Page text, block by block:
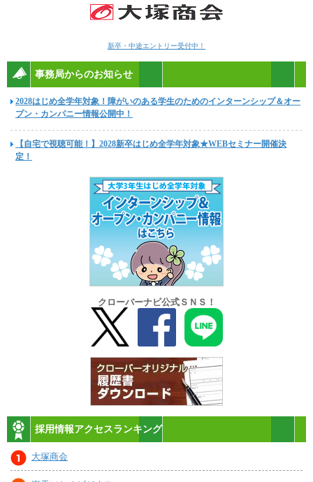
新卒・中途エントリー受付中！
事務局からのお知らせ
2028はじめ全学年対象！障がいのある学生のためのインターンシップ＆オー
プン・カンパニー情報公開中！
【自宅で視聴可能！】2028新卒はじめ全学年対象★WEBセミナー開催決
定！
クローバーナビ公式ＳＮＳ！
採用情報アクセスランキング
大塚商会